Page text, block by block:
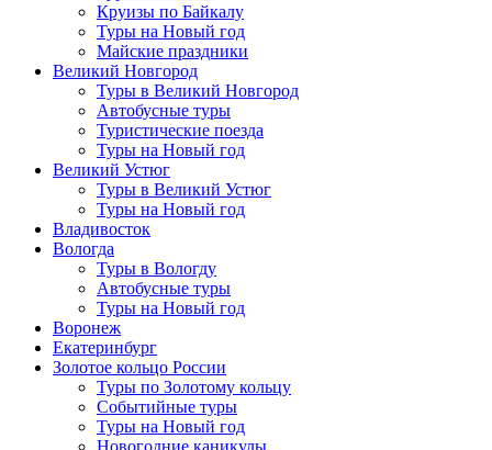
Круизы по Байкалу
Туры на Новый год
Майские праздники
Великий Новгород
Туры в Великий Новгород
Автобусные туры
Туристические поезда
Туры на Новый год
Великий Устюг
Туры в Великий Устюг
Туры на Новый год
Владивосток
Вологда
Туры в Вологду
Автобусные туры
Туры на Новый год
Воронеж
Екатеринбург
Золотое кольцо России
Туры по Золотому кольцу
Событийные туры
Туры на Новый год
Новогодние каникулы